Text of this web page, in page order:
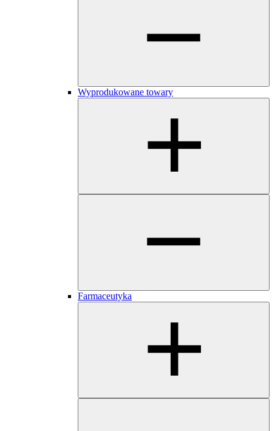
Wyprodukowane towary
Farmaceutyka